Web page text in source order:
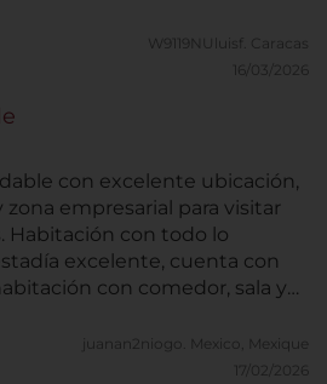
comodidad y cuidado en
descansar plenamente
condiciones,
de calidad muy alto en el
del
privilegiada, dentro del
Center y muy cerca de
y entretenimiento como el
facilita moverse por la ciudad
la estancia, como
W9119NUluisf.
Caracas
16/03/2026
con excelente ubicación,
zona empresarial para visitar
Habitación con todo lo
excelente, cuenta con
con comedor, sala y
tranquilamente, cama
completos.juanan2niogo.
Mexico, Mexique
17/02/2026